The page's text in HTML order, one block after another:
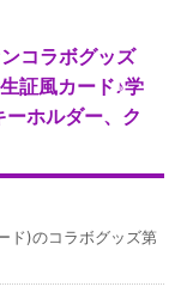
コラボグッズ
証風カード♪学
ホルダー、ク
ド)のコラボグッズ第